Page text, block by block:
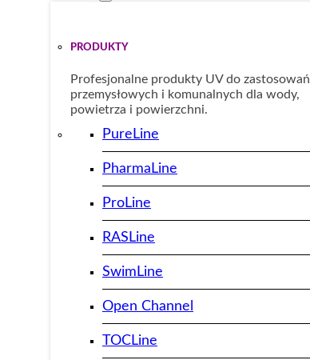
PRODUKTY
Profesjonalne produkty UV do zastosowań
przemysłowych i komunalnych dla wody,
powietrza i powierzchni.
PureLine
PharmaLine
ProLine
RASLine
SwimLine
Open Channel
TOCLine